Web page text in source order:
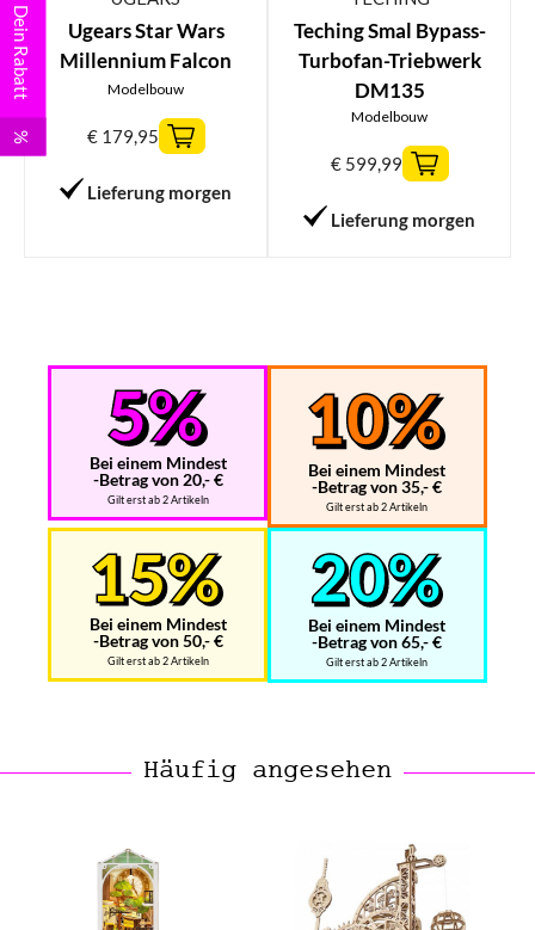
Ugears Star Wars
Millennium Falcon
Modelbouw
€179,95
Lieferung morgen
Teching Smal Bypass-
Turbofan-Triebwerk
DM135
Modelbouw
€599,99
Lieferung morgen
Bei einem Mindest
-Betrag von 20,- €
Gilt erst ab 2 Artikeln
Bei einem Mindest
-Betrag von 35,- €
Gilt erst ab 2 Artikeln
Bei einem Mindest
-Betrag von 50,- €
Gilt erst ab 2 Artikeln
Bei einem Mindest
-Betrag von 65,- €
Gilt erst ab 2 Artikeln
Häufig angesehen
Dein Rabatt
%